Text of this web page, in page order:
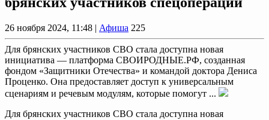
26 ноября 2024, 11:48 | Афиша 225
Для брянских участников СВО стала доступна новая
инициатива — платформа СВОИРОДНЫЕ.РФ, созданная
фондом «Защитники Отечества» и командой доктора Дениса
Проценко. Она предоставляет доступ к универсальным
сценариям и речевым модулям, которые помогут ...
Для брянских участников СВО стала доступна новая